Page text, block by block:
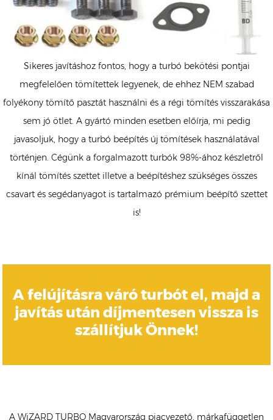
Sikeres javításhoz fontos, hogy a turbó bekötési pontjai
megfelelően tömítettek legyenek, de ehhez NEM szabad
folyékony tömítő pasztát használni és a régi tömítés visszarakása
sem jó ötlet. A gyártó minden esetben előírja, mi pedig
javasoljuk, hogy a turbó beépítés új tömítések használatával
történjen. Cégünk a forgalmazott turbók 98%-ához készletről
kínál tömítés szettet illetve a beépítéshez szükséges összes
csavart és segédanyagot is tartalmazó prémium beépítő szettet
is!
A felújításra váró turbót el, majd a
javítás után díjmentesen vissza is
szállítjuk Önnek!
A WiZARD TURBO Magyarország piacvezető, márkafüggetlen